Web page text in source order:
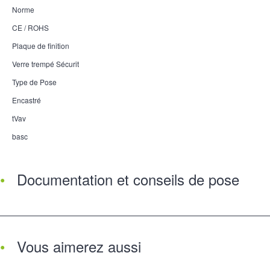
Norme
CE / ROHS
Plaque de finition
Verre trempé Sécurit
Type de Pose
Encastré
tVav
basc
Documentation et conseils de pose
Vous aimerez aussi